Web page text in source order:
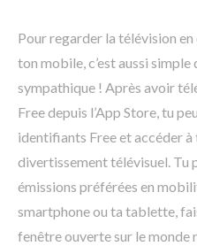
Pour regarder la télévision
ton mobile, c’est aussi
sympathique ! Après avoir
Free depuis l’App Store, tu
identifiants Free et accéder à
divertissement télévisuel. Tu
émissions préférées en
smartphone ou ta tablette,
fenêtre ouverte sur le monde